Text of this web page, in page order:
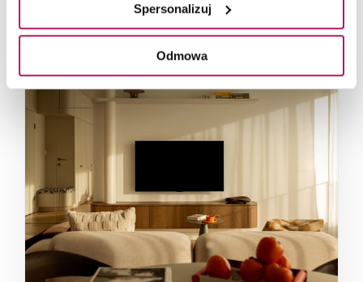
Spersonalizuj
Odmowa
NAJNOWSZE ARTYKUŁY